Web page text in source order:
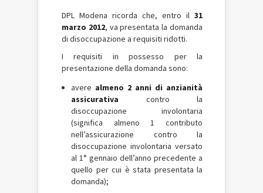
DPL Modena ricorda che, entro il 31
marzo 2012, va presentata la domanda
di disoccupazione a requisiti ridotti.
I requisiti in possesso per la
presentazione della domanda sono:
avere almeno 2 anni di anzianità
assicurativa contro la
disoccupazione involontaria
(significa almeno 1 contributo
nell’assicurazione contro la
disoccupazione involontaria versato
al 1° gennaio dell’anno precedente a
quello per cui è stata presentata la
domanda);